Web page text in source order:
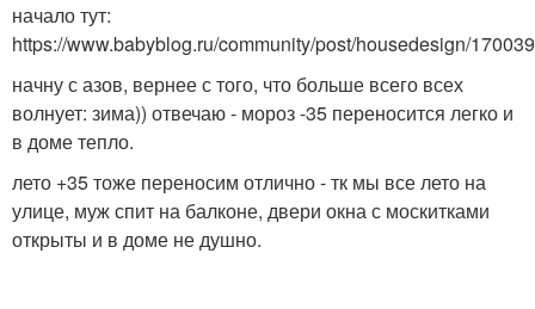
начало тут:
https://www.babyblog.ru/community/post/housedesign/
начну с азов, вернее с того, что больше всего всех
волнует: зима)) отвечаю - мороз -35 переносится легко и
в доме тепло.
лето +35 тоже переносим отлично - тк мы все лето на
улице, муж спит на балконе, двери окна с москитками
открыты и в доме не душно.